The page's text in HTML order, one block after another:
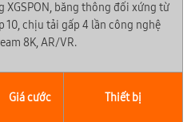
XGSPON, băng thông đối xứng từ
10, chịu tải gấp 4 lần công nghệ
8K, AR/VR.
Giá cước Thiết bị